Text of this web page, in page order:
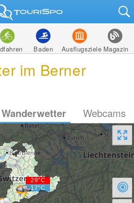
Baden Ausflugsziele Magazin
im Berner
Wanderwetter Webcams